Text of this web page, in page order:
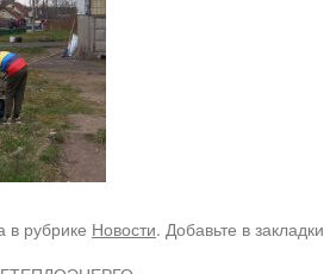
в рубрике Новости. Добавьте в